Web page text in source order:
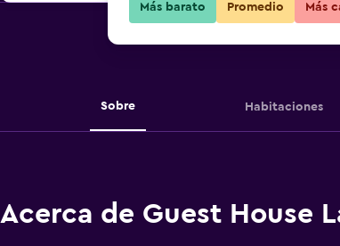
Sobre Habitaciones
Acerca de Guest House
Más barato Promedio Más